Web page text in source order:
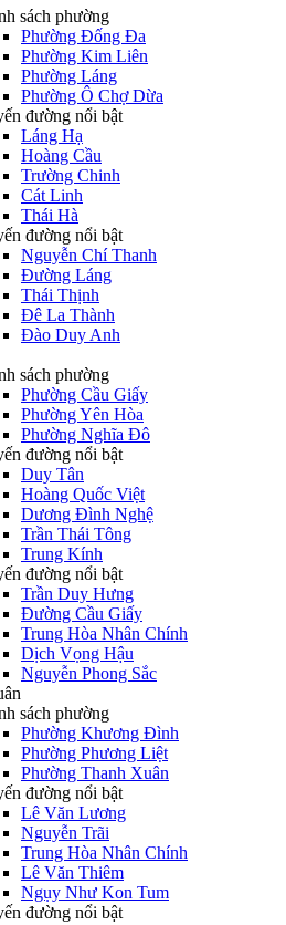
sách phường
Phường Đống Đa
Phường Kim Liên
Phường Láng
Phường Ô Chợ Dừa
đường nổi bật
Láng Hạ
Hoàng Cầu
Trường Chinh
Cát Linh
Thái Hà
đường nổi bật
Nguyễn Chí Thanh
Đường Láng
Thái Thịnh
Đê La Thành
Đào Duy Anh
sách phường
Phường Cầu Giấy
Phường Yên Hòa
Phường Nghĩa Đô
đường nổi bật
Duy Tân
Hoàng Quốc Việt
Dương Đình Nghệ
Trần Thái Tông
Trung Kính
đường nổi bật
Trần Duy Hưng
Đường Cầu Giấy
Trung Hòa Nhân Chính
Dịch Vọng Hậu
Nguyễn Phong Sắc
sách phường
Phường Khương Đình
Phường Phương Liệt
Phường Thanh Xuân
đường nổi bật
Lê Văn Lương
Nguyễn Trãi
Trung Hòa Nhân Chính
Lê Văn Thiêm
Ngụy Như Kon Tum
đường nổi bật